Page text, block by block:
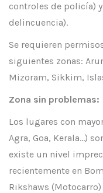
controles de policía)
delincuencia).
Se requieren
siguientes zonas:
Mizoram, Sikkim,
Zona sin problemas:
Los lugares con
Agra, Goa, Kerala…)
existe un nivel
recientemente en
Rikshaws